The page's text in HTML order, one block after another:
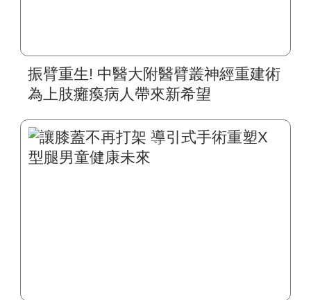
振臂重生! 中醫大附醫臂叢神經重建術
為上肢癱瘓病人帶來新希望